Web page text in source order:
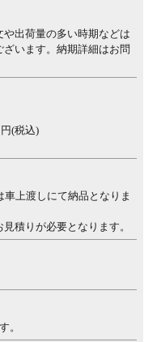
てご確認ください。
同じ柄がないため、天板の色
どのご指定はできません。ま
個体差をお愉しみください。
しておりますが(裏面は捨て
によって、ざらつき感を感
然木特有の質感としてご理解
いるため、裏面には凹凸感の
ます。
夏場など多湿環境では反りが
等（乾燥状況など）によりヒ
合があることを、天然素材の
出荷量の多い時期などは
います。納期詳細はお問
(税込)
上渡しにて納品となりま
積りが必要となります。
。